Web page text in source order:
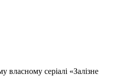
власному серіалі «Залізне